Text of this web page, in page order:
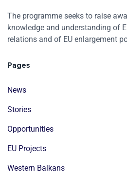
The programme seeks to raise
knowledge and understanding of
relations and of EU enlargement
Pages
News
Stories
Opportunities
EU Projects
Western Balkans